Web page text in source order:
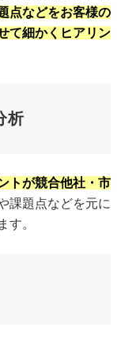
点などをお客様の
て細かくヒアリン
析
トが競合他社・市
課題点などを元に
す。